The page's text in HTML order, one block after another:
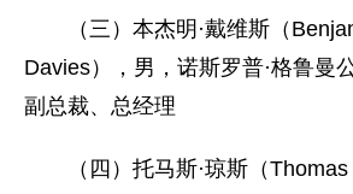
（三）本杰明·戴维斯（
Davies），男，诺斯罗普·格鲁曼
副总裁、总经理
（四）托马斯·琼斯（Thomas